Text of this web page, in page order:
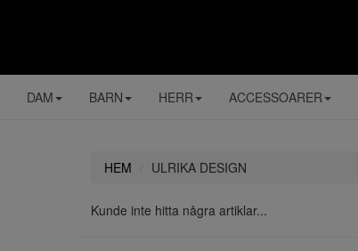
DAM BARN HERR ACCESSOARER
HEM ULRIKA DESIGN
Kunde inte hitta några artiklar...